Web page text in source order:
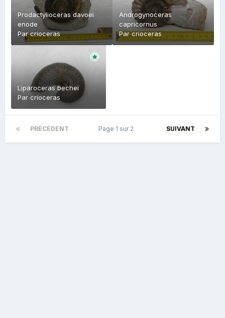
Prodactylioceras davoei
enode
Parcrioceras
Androgynoceras
capricornus
Parcrioceras
Liparoceras bechei
Par crioceras
PRÉCÉDENT SUIVANT
Page 1 sur 2